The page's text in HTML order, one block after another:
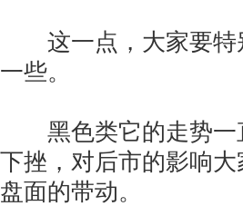
这一点，大家要特
一些。
黑色类它的走势一
下挫，对后市的影响
盘面的带动。